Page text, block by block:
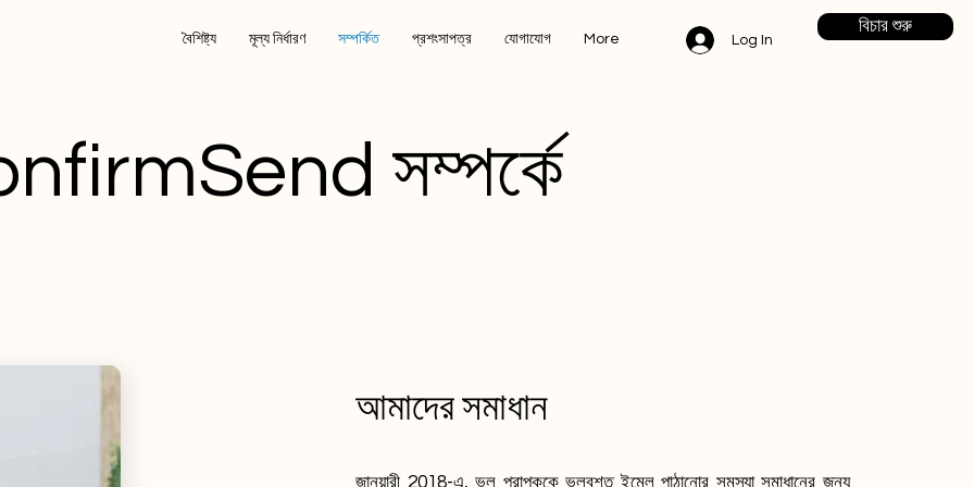
বৈশিষ্ট্য মূল্য নির্ধারণ সম্পর্কিত প্রশংসাপত্র যোগাযোগ More Log In
বিচার শুরু
সম্পর্কে
আমাদের সমাধান
জানুয়ারী 2018-এ, ভুল প্রাপককে ভুলবশত ইমেল পাঠানোর সমস্যা সমাধানের জন্য